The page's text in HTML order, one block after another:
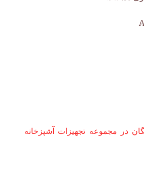
در مجموعه تجهیزات آشپزخانه